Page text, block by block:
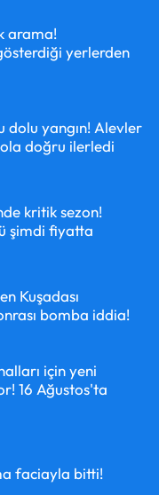
arama!
yerlerden
dolu yangın! Alevler
doğru ilerledi
kritik sezon!
şimdi fiyatta
Kuşadası
bomba iddia!
için yeni
16 Ağustos'ta
faciayla bitti!